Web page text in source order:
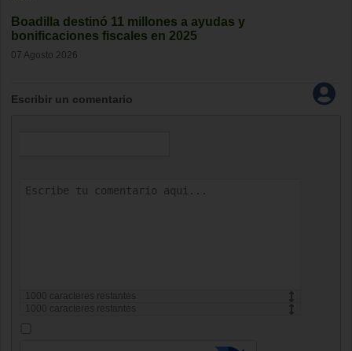
Boadilla destinó 11 millones a ayudas y
bonificaciones fiscales en 2025
07 Agosto 2026
Escribir un comentario
caracteres restantes
caracteres restantes